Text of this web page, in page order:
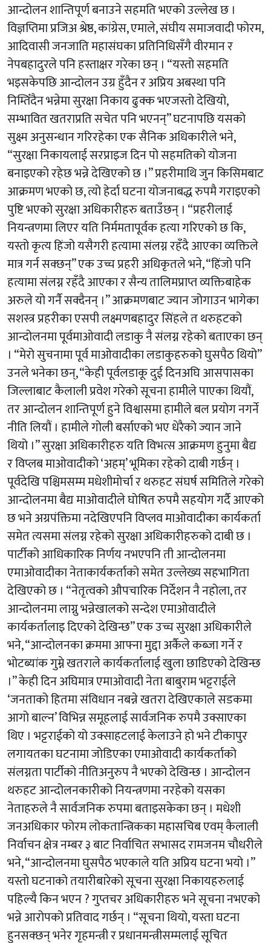
आन्दोलन शान्तिपूर्ण बनाउने सहमति भएको उल्लेख छ ।
विज्ञप्तिमा प्रजिअ श्रेष्ठ, कांग्रेस, एमाले, संघीय समाजवादी फोरम,
आदिवासी जनजाति महासंघका प्रतिनिधिसँगै वीरमान र
नेपबहादुरले पनि हस्ताक्षर गरेका छन् । “यस्तो सहमति
भइसकेपछि आन्दोलन उग्र हुँदैन र अप्रिय अबस्था पनि
निम्तिँदैन भन्नेमा सुरक्षा निकाय ढुक्क भएजस्तो देखियो,
सम्भावित खतराप्रति सचेत पनि भएनन्” घटनापछि यसको
सुक्ष्म अनुसन्धान गरिरहेका एक सैनिक अधिकारीले भने,
“सुरक्षा निकायलाई सरप्राइज दिन पो सहमतिको योजना
बनाइएको रहेछ भन्ने देखिएको छ ।” प्रहरीमाथि जुन किसिमबाट
आक्रमण भएको छ, त्यो हेर्दा घटना योजनाबद्ध रुपमै गराइएको
पुष्टि भएको सुरक्षा अधिकारीहरु बताउँछन् । “प्रहरीलाई
नियन्त्रणमा लिएर यति निर्ममतापूर्वक हत्या गरिएको छ कि,
यस्तो कृत्य हिंजो यसैगरी हत्यामा संलग्न रहँदै आएका व्यक्तिले
मात्र गर्न सक्छन्” एक उच्च प्रहरी अधिकृतले भने, “हिंजो पनि
हत्यामा संलग्न रहँदै आएका र सैन्य तालिमप्राप्त व्यक्तिबाहेक
अरुले यो गर्नै सक्दैनन् ।” आक्रमणबाट ज्यान जोगाउन भागेका
सशस्त्र प्रहरीका एसपी लक्ष्मणबहादुर सिंहले त थरुहटको
आन्दोलनमा पूर्वमाओवादी लडाकु नै संलग्न रहेको बताएका छन्
। “मेरो सुचनामा पूर्व माओवादीका लडाकुहरुको घुसपैठ थियो”
उनले भनेका छन्, “केही पूर्वलडाकू दुई दिनअघि आसपासका
जिल्लाबाट कैलाली प्रवेश गरेको सूचना हामीले पाएका थियौं,
तर आन्दोलन शान्तिपूर्ण हुने विश्वासमा हामीले बल प्रयोग नगर्ने
नीति लियौं । हामीले गोली बर्साएको भए धेरैको ज्यान जाने
थियो ।” सुरक्षा अधिकारीहरु यति विभत्स आक्रमण हुनुमा बैद्य
र विप्लब माओवादीको ‘अहम्’ भूमिका रहेको दाबी गर्छन् ।
पूर्वदेखि पश्चिमसम्म मधेशीमोर्चा र थरुहट संघर्ष समितिले गरेको
आन्दोलनमा बैद्य माओवादीले घोषित रुपमै सहयोग गर्दै आएको
छ भने अग्रपंक्तिमा नदेखिएपनि विप्लव माओवादीका कार्यकर्ता
समेत त्यसमा संलग्न रहेको सुरक्षा अधिकारीहरुको दाबी छ ।
पार्टीको आधिकारिक निर्णय नभएपनि ती आन्दोलनमा
एमाओवादीका नेताकार्यकर्ताको समेत उल्लेख्य सहभागिता
देखिएको छ । “नेतृत्वको औपचारिक निर्देशन नै नहोला, तर
आन्दोलनमा लाग्नु भन्नेखालको सन्देश एमाओवादीले
कार्यकर्तालाइ दिएको देखिन्छ” एक उच्च सुरक्षा अधिकारीले
भने, “आन्दोलनका क्रममा आफ्ना मुद्दा अर्कैले कब्जा गर्ने र
भोटब्यांक गुम्ने खतराले कार्यकर्तालाई खुला छाडिएको देखिन्छ
।” केही दिन अघिमात्र एमाओवादी नेता बाबुराम भट्टराईले
‘जनताको हितमा संविधान नबन्ने खतरा देखिएकाले सडकमा
आगो बाल्न’ विभिन्न समूहलाई सार्वजनिक रुपमै उक्साएका
थिए । भट्टराईको यो उक्साहटलाई केलाउने हो भने टीकापुर
लगायतका घटनामा जोडिएका एमाओवादी कार्यकर्ताको
संलग्नता पार्टीको नीतिअनुरुप नै भएको देखिन्छ । आन्दोलन
थरुहट आन्दोलनकारीको नियन्त्रणमा नरहेको यसका
नेताहरुले नै सार्वजनिक रुपमा बताइसकेका छन् । मधेशी
जनअधिकार फोरम लोकतान्त्रिकका महासचिब एवम् कैलाली
निर्वाचन क्षेत्र नम्बर ३ बाट निर्वाचित सभासद रामजनम चौधरीले
भने, “आन्दोलनमा घुसपैठ भएकाले यति अप्रिय घटना भयो ।”
यस्तो घटनाको तयारीबारेको सूचना सुरक्षा निकायहरुलाई
पहिल्यै किन भएन ? गुप्तचर अधिकारीहरु भने सूचना नभएको
भन्ने आरोपको प्रतिवाद गर्छन् । “सूचना थियो, यस्ता घटना
हुनसक्छन् भनेर गृहमन्त्री र प्रधानमन्त्रीसम्मलाई सूचित